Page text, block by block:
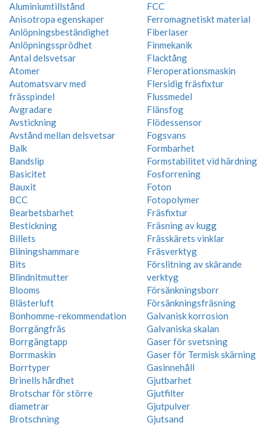
Aluminiumtillstånd
Anisotropa egenskaper
Anlöpningsbeständighet
Anlöpningssprödhet
Antal delsvetsar
Atomer
Automatsvarv med
frässpindel
Avgradare
Avstickning
Avstånd mellan delsvetsar
Balk
Bandslip
Basicitet
Bauxit
BCC
Bearbetsbarhet
Bestickning
Billets
Bilningshammare
Bits
Blindnitmutter
Blooms
Blästerluft
Bonhomme-rekommendation
Borrgängfräs
Borrgängtapp
Borrmaskin
Borrtyper
Brinells hårdhet
Brotschar för större
diametrar
Brotschning
FCC
Ferromagnetiskt material
Fiberlaser
Finmekanik
Flacktång
Fleroperationsmaskin
Flersidig fräsfixtur
Flussmedel
Flänsfog
Flödessensor
Fogsvans
Formbarhet
Formstabilitet vid härdning
Fosforrening
Foton
Fotopolymer
Fräsfixtur
Fräsning av kugg
Frässkärets vinklar
Fräsverktyg
Förslitning av skärande
verktyg
Försänkningsborr
Försänkningsfräsning
Galvanisk korrosion
Galvaniska skalan
Gaser för svetsning
Gaser för Termisk skärning
Gasinnehåll
Gjutbarhet
Gjutfilter
Gjutpulver
Gjutsand